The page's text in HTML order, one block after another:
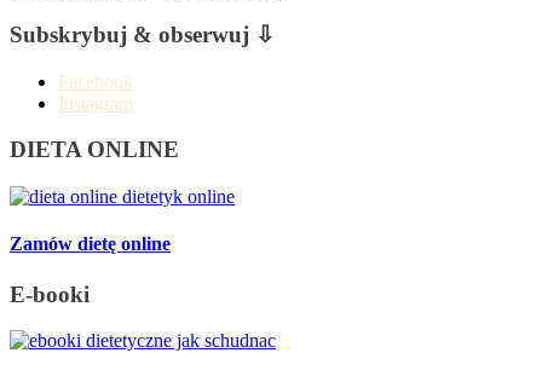
Subskrybuj & obserwuj ⇩
Facebook
Instagram
DIETA ONLINE
Zamów dietę online
E-booki